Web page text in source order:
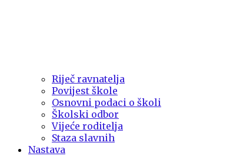
Riječ ravnatelja
Povijest škole
Osnovni podaci o školi
Školski odbor
Vijeće roditelja
Staza slavnih
Nastava